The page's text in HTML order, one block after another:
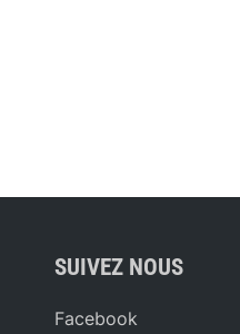
SUIVEZ NOUS
Facebook